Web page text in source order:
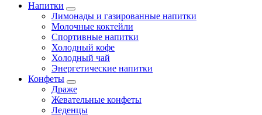
Напитки
Лимонады и газированные напитки
Молочные коктейли
Спортивные напитки
Холодный кофе
Холодный чай
Энергетические напитки
Конфеты
Драже
Жевательные конфеты
Леденцы